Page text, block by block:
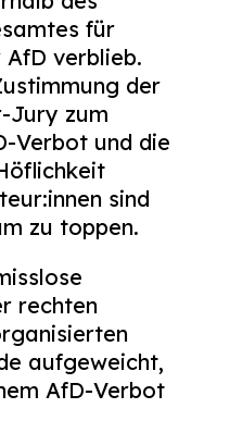
für
AfD verblieb.
der
Jury zum
Verbot und die
sind
zu toppen.
rechten
aufgeweicht,
AfD-Verbot